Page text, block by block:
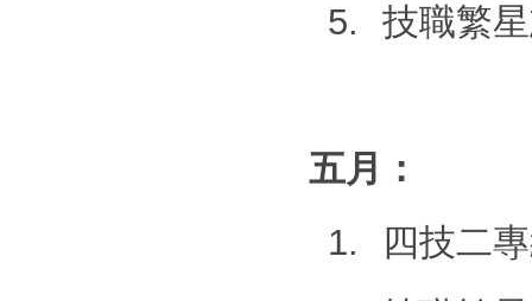
5. 技職繁
五月：
1. 四技二